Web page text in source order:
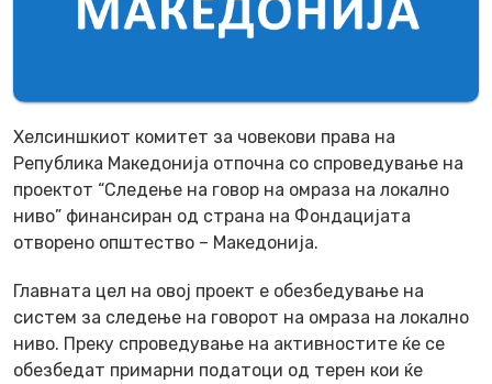
Хелсиншкиот комитет за човекови права на
Република Македонија отпочна со спроведување на
проектот “Следење на говор на омраза на локално
ниво” финансиран од страна на Фондацијата
отворено општество – Македонија.
Главната цел на овој проект е обезбедување на
систем за следење на говорот на омраза на локално
ниво. Преку спроведување на активностите ќе се
обезбедат примарни податоци од терен кои ќе